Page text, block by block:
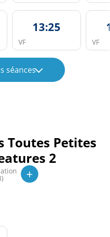
13:25
VF VF
séances
Toutes Petites
2
+